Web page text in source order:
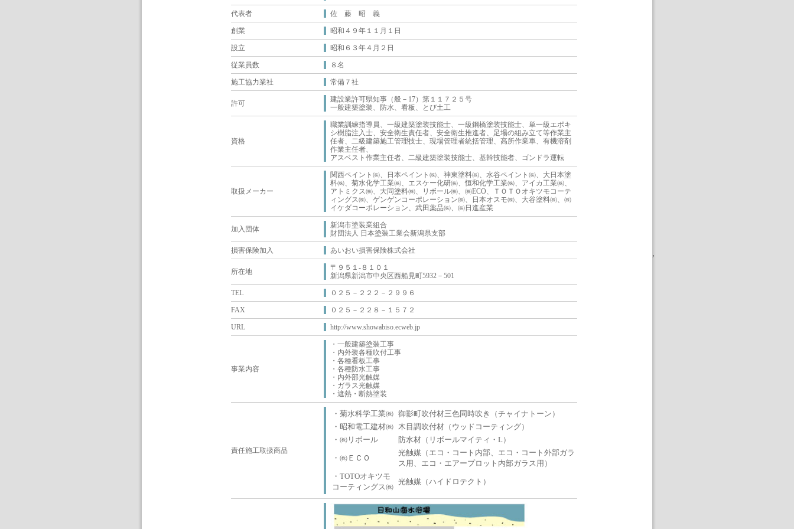
代表者 佐 藤 昭 義
創業 昭和４９年１１月１日
設立 昭和６３年４月２日
従業員数 ８名
施工協力業社 常備７社
許可
建設業許可県知事（般－17）第１１７２５号
一般建築塗装、防水、看板、とび土工
資格
職業訓練指導員、一級建築塗装技能士、一級鋼橋塗装技能士、単一級エポキ
シ樹脂注入士、安全衛生責任者、安全衛生推進者、足場の組み立て等作業主
任者、二級建築施工管理技士、現場管理者統括管理、高所作業車、有機溶剤
作業主任者、
アスベスト作業主任者、二級建築塗装技能士、基幹技能者、ゴンドラ運転
取扱メーカー
関西ペイント㈱、日本ペイント㈱、神東塗料㈱、水谷ペイント㈱、大日本塗
料㈱、菊水化学工業㈱、エスケー化研㈱、恒和化学工業㈱、アイカ工業㈱、
アトミクス㈱、大同塗料㈱、リボール㈱、㈱ECO、ＴＯＴＯオキツモコーテ
ィングス㈱、ゲンゲンコーポレーション㈱、日本オスモ㈱、大谷塗料㈱、㈱
イケダコーポレーション、武田薬品㈱、㈱日進産業
加入団体
新潟市塗装業組合
財団法人 日本塗装工業会新潟県支部
損害保険加入 あいおい損害保険株式会社
所在地
〒９５１-８１０１
新潟県新潟市中央区西船見町5932－501
TEL ０２５－２２２－２９９６
FAX ０２５－２２８－１５７２
URL http://www.showabiso.ecweb.jp
事業内容
・一般建築塗装工事
・内外装各種吹付工事
・各種看板工事
・各種防水工事
・内外部光触媒
・ガラス光触媒
・遮熱・断熱塗装
責任施工取扱商品
・菊水科学工業㈱ 御影町吹付材三色同時吹き（チャイナトーン）
・昭和電工建材㈱ 木目調吹付材（ウッドコーティング）
・㈱リボール
防水材（リボールマイティ・L）
・㈱ＥＣＯ
光触媒（エコ・コート内部、エコ・コート外部ガラ
ス用、エコ・エアープロット内部ガラス用）
・TOTOオキツモ
コーティングス㈱
光触媒（ハイドロテクト）
,